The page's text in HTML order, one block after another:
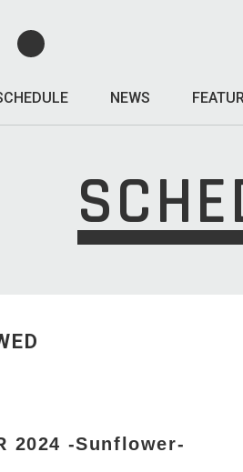
NEWS
2024 -Sunflower-